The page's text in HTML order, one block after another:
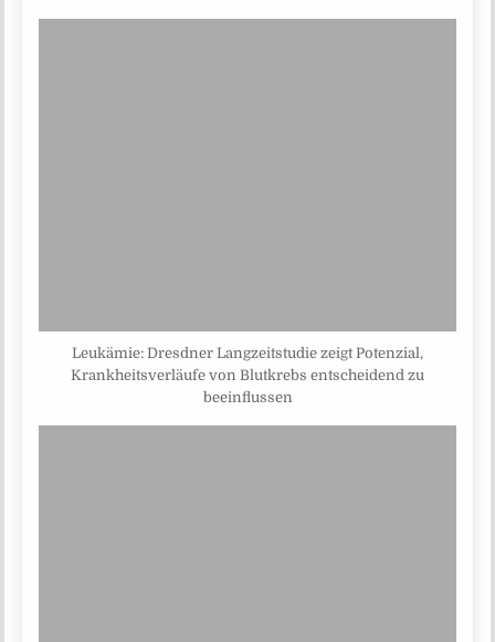
Leukämie: Dresdner Langzeitstudie zeigt Potenzial,
Krankheitsverläufe von Blutkrebs entscheidend zu
beeinflussen